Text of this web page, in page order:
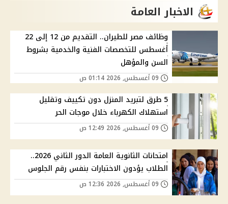
الاخبار العامة
وظائف مصر للطيران.. التقديم من 12 إلى 22
أغسطس للتخصصات الفنية والخدمية بشروط
السن والمؤهل
5 طرق لتبريد المنزل دون تكييف وتقليل
استهلاك الكهرباء خلال موجات الحر
امتحانات الثانوية العامة الدور الثاني 2026..
الطلاب يؤدون الاختبارات بنفس رقم الجلوس